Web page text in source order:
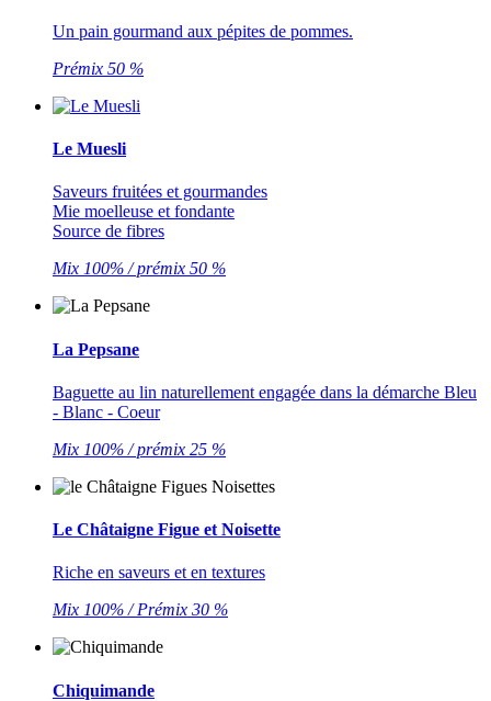
Un pain gourmand aux pépites de pommes.
Prémix 50 %
Le Muesli
Saveurs fruitées et gourmandes
Mie moelleuse et fondante
Source de fibres
Mix 100% / prémix 50 %
La Pepsane
Baguette au lin naturellement engagée dans la démarche Bleu
- Blanc - Coeur
Mix 100% / prémix 25 %
Le Châtaigne Figue et Noisette
Riche en saveurs et en textures
Mix 100% / Prémix 30 %
Chiquimande